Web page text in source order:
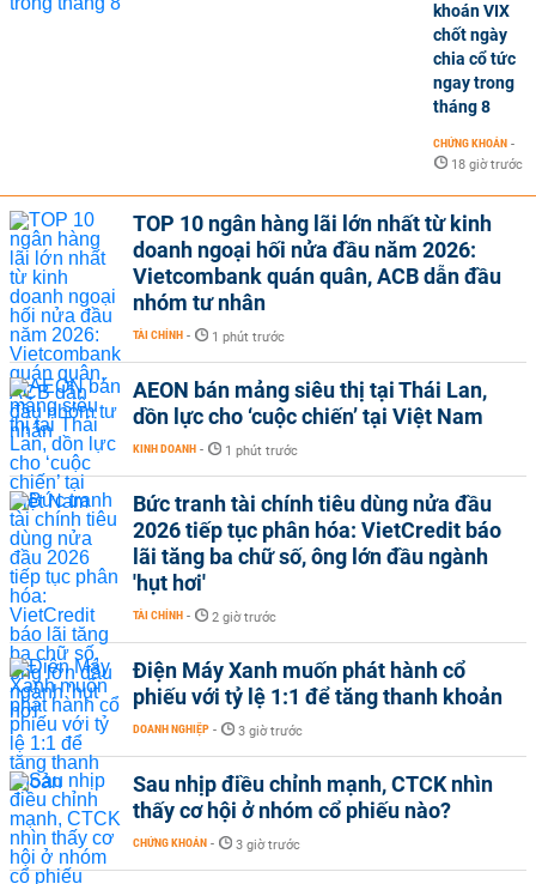
khoán VIX
chốt ngày
chia cổ tức
ngay trong
tháng 8
CHỨNG KHOÁN -
18 giờ trước
TOP 10 ngân hàng lãi lớn nhất từ kinh
doanh ngoại hối nửa đầu năm 2026:
Vietcombank quán quân, ACB dẫn đầu
nhóm tư nhân
TÀI CHÍNH - 1 phút trước
AEON bán mảng siêu thị tại Thái Lan,
dồn lực cho ‘cuộc chiến’ tại Việt Nam
KINH DOANH - 1 phút trước
Bức tranh tài chính tiêu dùng nửa đầu
2026 tiếp tục phân hóa: VietCredit báo
lãi tăng ba chữ số, ông lớn đầu ngành
'hụt hơi'
TÀI CHÍNH - 2 giờ trước
Điện Máy Xanh muốn phát hành cổ
phiếu với tỷ lệ 1:1 để tăng thanh khoản
DOANH NGHIỆP - 3 giờ trước
Sau nhịp điều chỉnh mạnh, CTCK nhìn
thấy cơ hội ở nhóm cổ phiếu nào?
CHỨNG KHOÁN - 3 giờ trước